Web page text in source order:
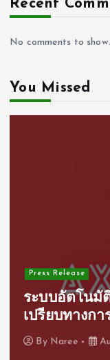
Recent
No comments to show.
You Missed
Press Release
ระบบอัตโนมั
เปรียบทางก
By Naree